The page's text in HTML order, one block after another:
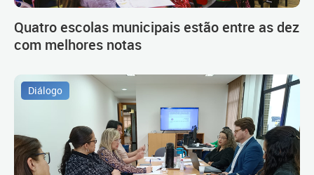
Quatro escolas municipais estão entre as dez
com melhores notas
Diálogo